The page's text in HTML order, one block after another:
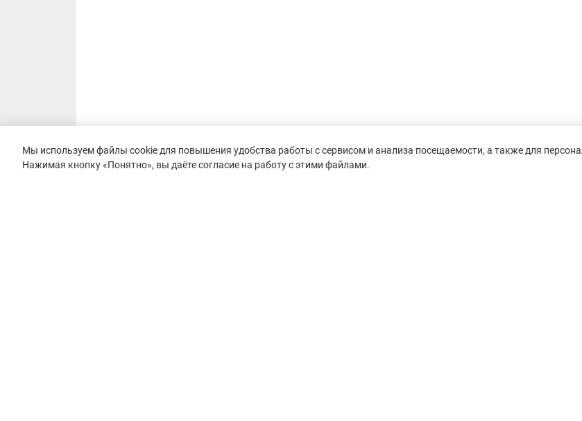
Мы используем файлы cookie для повышения удобства работы с сервисом и анализа посещаемости, а также для
Нажимая кнопку «Понятно», вы даёте согласие на работу с этими файлами.